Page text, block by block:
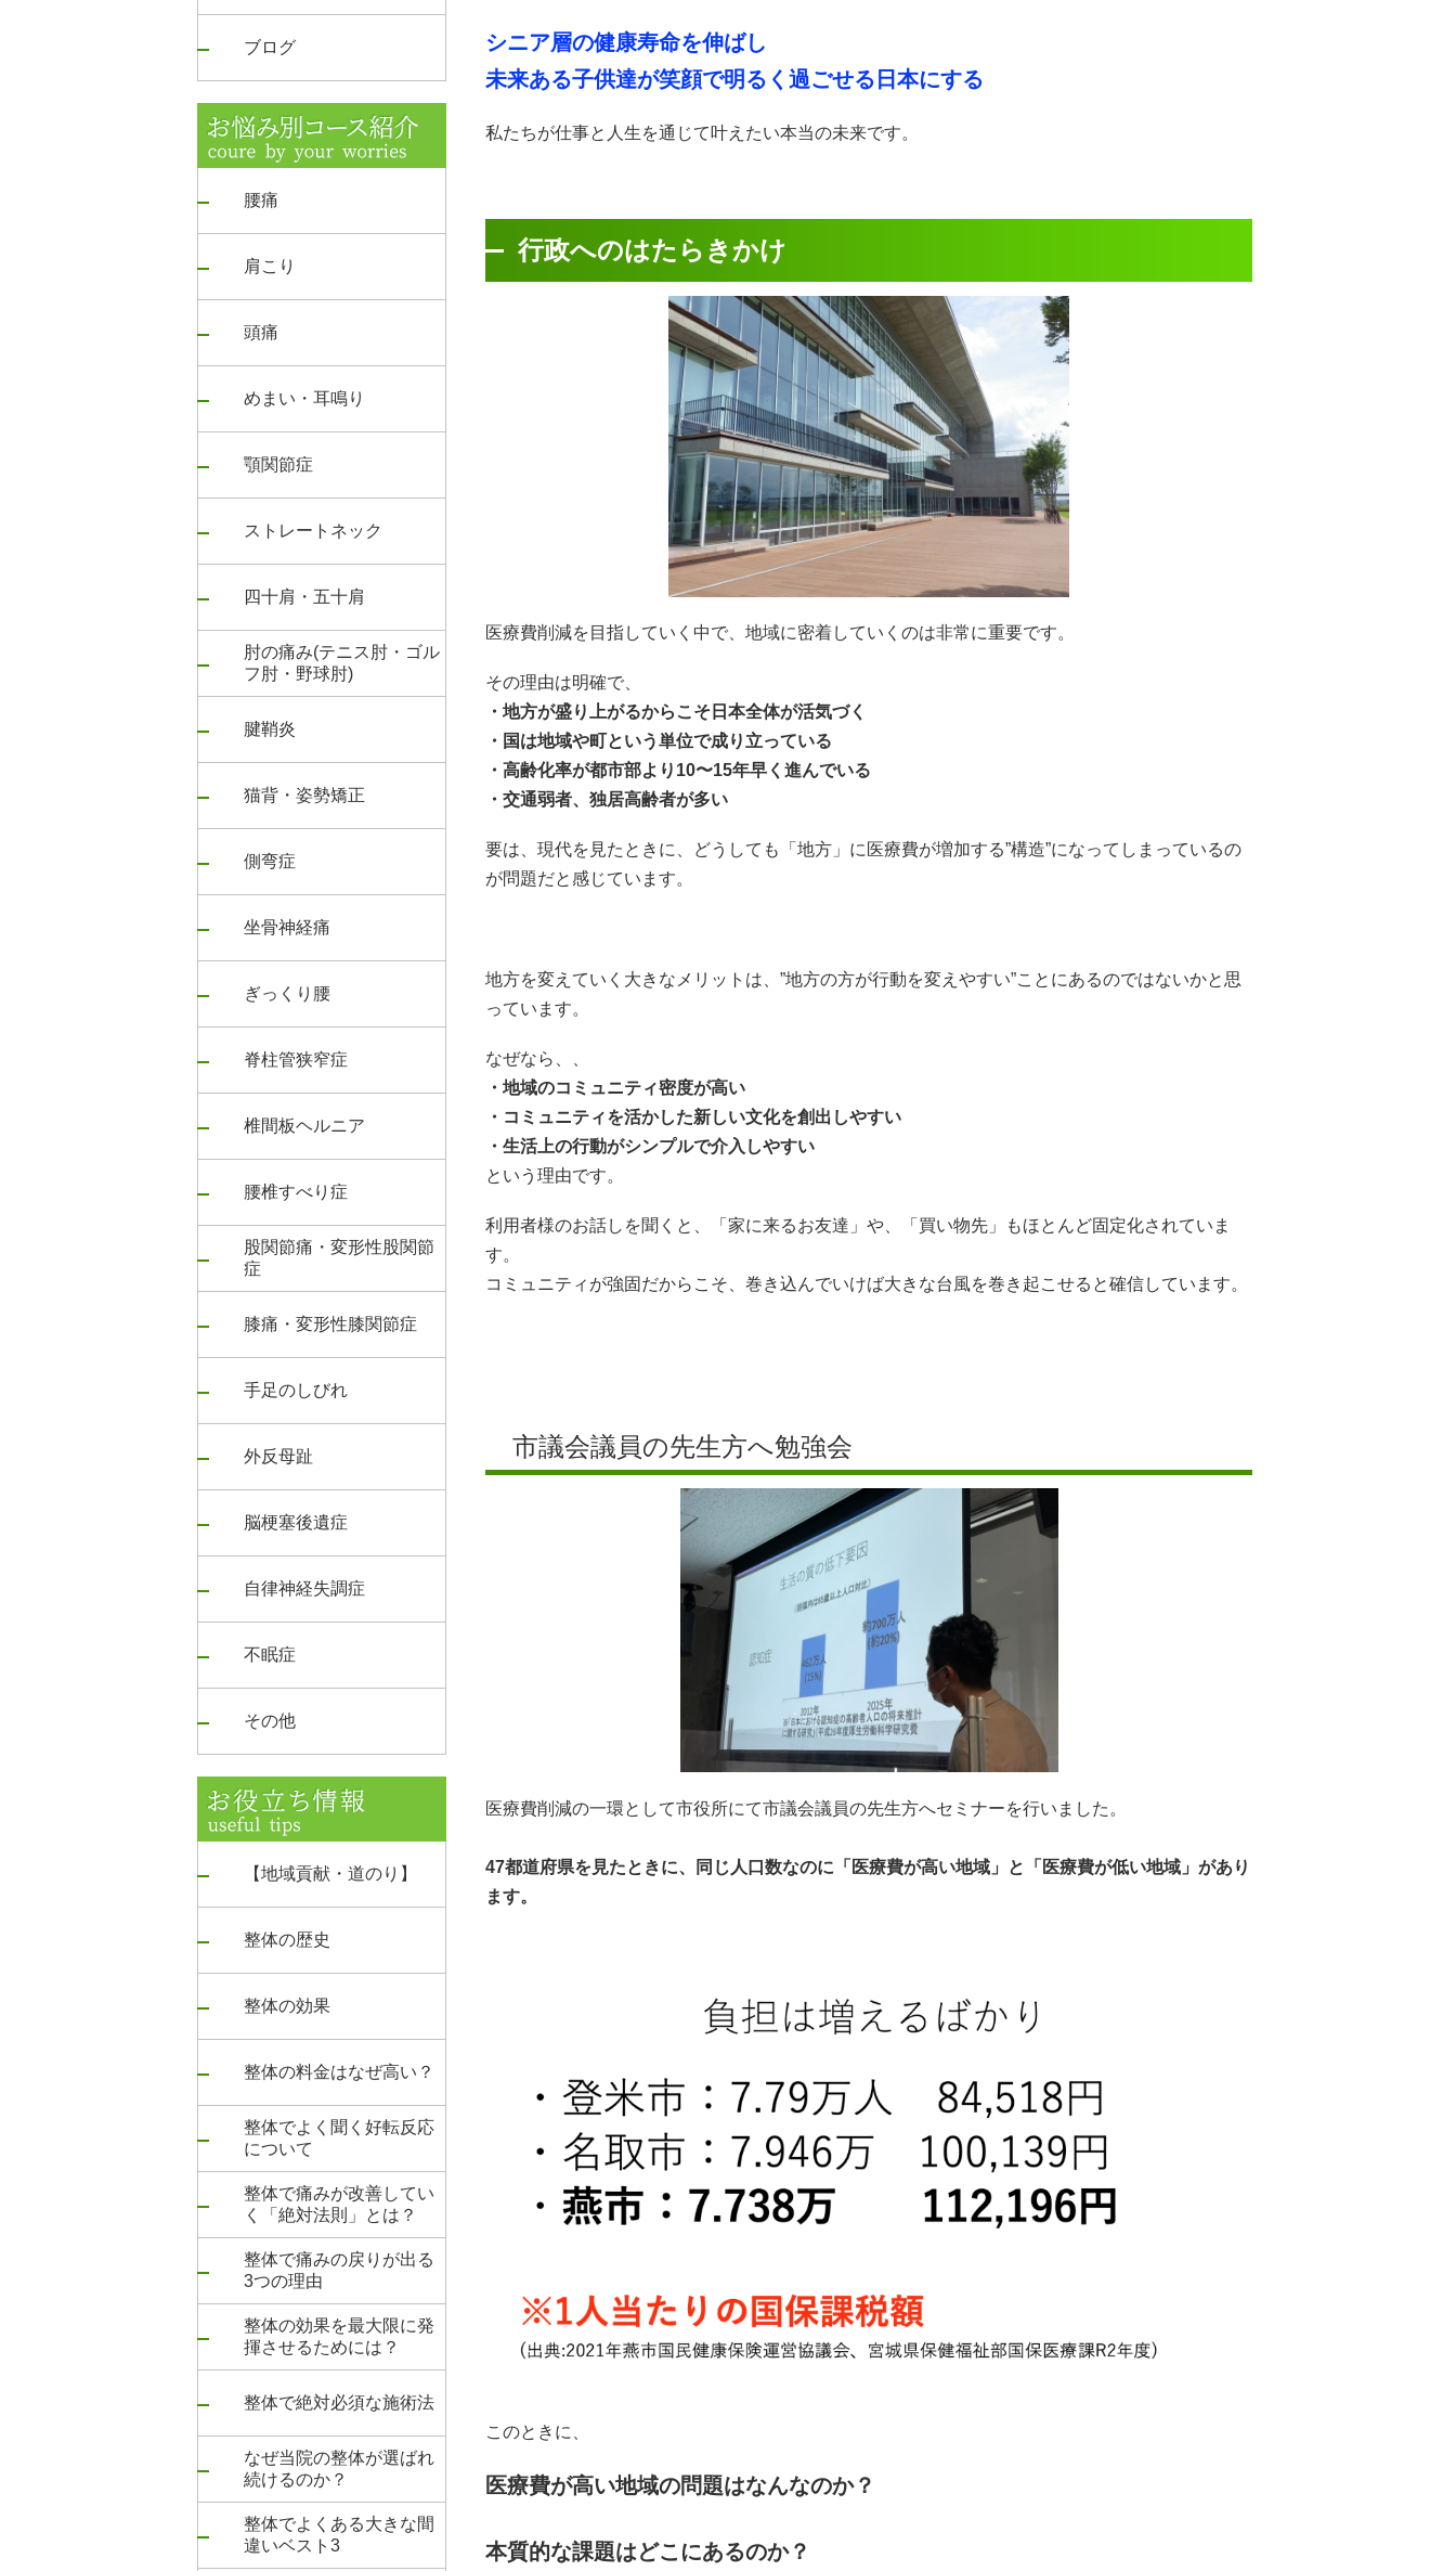
ブログ
腰痛
肩こり
頭痛
めまい・耳鳴り
顎関節症
ストレートネック
四十肩・五十肩
肘の痛み(テニス肘・ゴル
フ肘・野球肘)
腱鞘炎
猫背・姿勢矯正
側弯症
坐骨神経痛
ぎっくり腰
脊柱管狭窄症
椎間板ヘルニア
腰椎すべり症
股関節痛・変形性股関節
症
膝痛・変形性膝関節症
手足のしびれ
外反母趾
脳梗塞後遺症
自律神経失調症
不眠症
その他
【地域貢献・道のり】
整体の歴史
整体の効果
整体の料金はなぜ高い？
整体でよく聞く好転反応
について
整体で痛みが改善してい
く「絶対法則」とは？
整体で痛みの戻りが出る
3つの理由
整体の効果を最大限に発
揮させるためには？
整体で絶対必須な施術法
なぜ当院の整体が選ばれ
続けるのか？
整体でよくある大きな間
違いベスト3
シニア層の健康寿命を伸ばし
未来ある子供達が笑顔で明るく過ごせる日本にする
私たちが仕事と人生を通じて叶えたい本当の未来です。
行政へのはたらきかけ
医療費削減を目指していく中で、地域に密着していくのは非常に重要です。
その理由は明確で、
・地方が盛り上がるからこそ日本全体が活気づく
・国は地域や町という単位で成り立っている
・高齢化率が都市部より10〜15年早く進んでいる
・交通弱者、独居高齢者が多い
要は、現代を見たときに、どうしても「地方」に医療費が増加する”構造”になってしまっているの
が問題だと感じています。
地方を変えていく大きなメリットは、”地方の方が行動を変えやすい”ことにあるのではないかと思
っています。
なぜなら、、
・地域のコミュニティ密度が高い
・コミュニティを活かした新しい文化を創出しやすい
・生活上の行動がシンプルで介入しやすい
という理由です。
利用者様のお話しを聞くと、「家に来るお友達」や、「買い物先」もほとんど固定化されていま
す。
コミュニティが強固だからこそ、巻き込んでいけば大きな台風を巻き起こせると確信しています。
市議会議員の先生方へ勉強会
医療費削減の一環として市役所にて市議会議員の先生方へセミナーを行いました。
47都道府県を見たときに、同じ人口数なのに「医療費が高い地域」と「医療費が低い地域」があり
ます。
このときに、
医療費が高い地域の問題はなんなのか？
本質的な課題はどこにあるのか？